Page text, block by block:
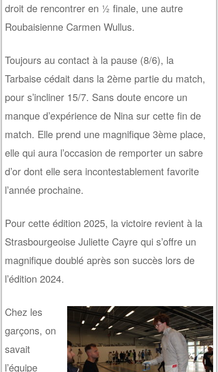
droit de rencontrer en ½ finale, une autre
Roubaisienne Carmen Wullus.
Toujours au contact à la pause (8/6), la
Tarbaise cédait dans la 2ème partie du match,
pour s’incliner 15/7. Sans doute encore un
manque d’expérience de Nina sur cette fin de
match. Elle prend une magnifique 3ème place,
elle qui aura l’occasion de remporter un sabre
d’or dont elle sera incontestablement favorite
l’année prochaine.
Pour cette édition 2025, la victoire revient à la
Strasbourgeoise Juliette Cayre qui s’offre un
magnifique doublé après son succès lors de
l’édition 2024.
Chez les
garçons, on
savait
l’équipe